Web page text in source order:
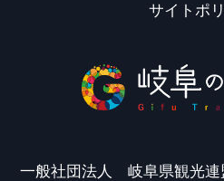
サイトポ
一般社団法人 岐阜県観光連